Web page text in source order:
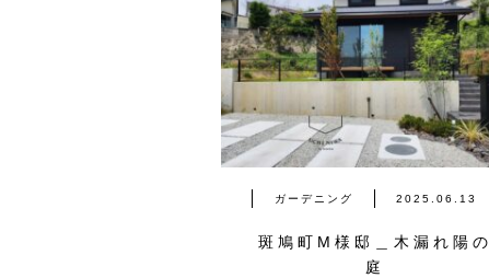
ガーデニング 2025.06.13
斑鳩町M様邸＿木漏れ陽の
庭